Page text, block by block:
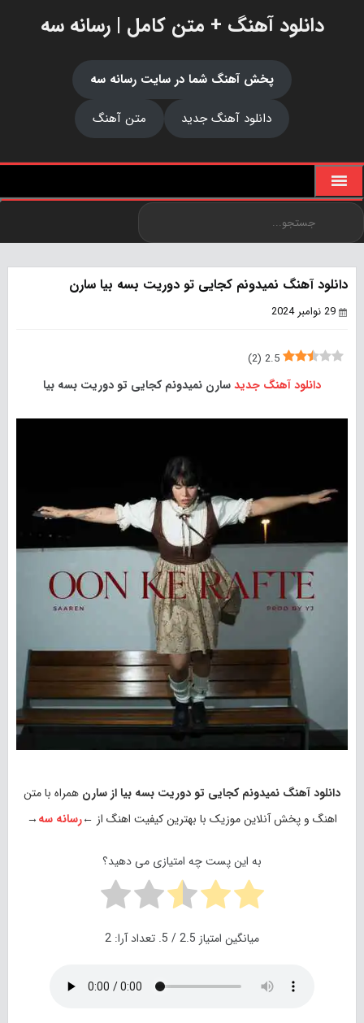
دانلود آهنگ + متن کامل | رسانه سه
پخش آهنگ شما در سایت رسانه سه
دانلود آهنگ جدید
متن آهنگ
دانلود آهنگ نمیدونم کجایی تو دوریت بسه بیا سارن
29 نوامبر 2024
2.5
(
2
)
دانلود آهنگ جدیدسارن نمیدونم کجایی تو دوریت بسه بیا
دانلود آهنگ نمیدونم کجایی تو دوریت بسه بیا از سارن همراه با متن
اهنگ و پخش آنلاین موزیک با بهترین کیفیت اهنگ از ←رسانه سه→
به این پست چه امتیازی می دهید؟
میانگین امتیاز 2.5/ 5. تعداد آرا: 2